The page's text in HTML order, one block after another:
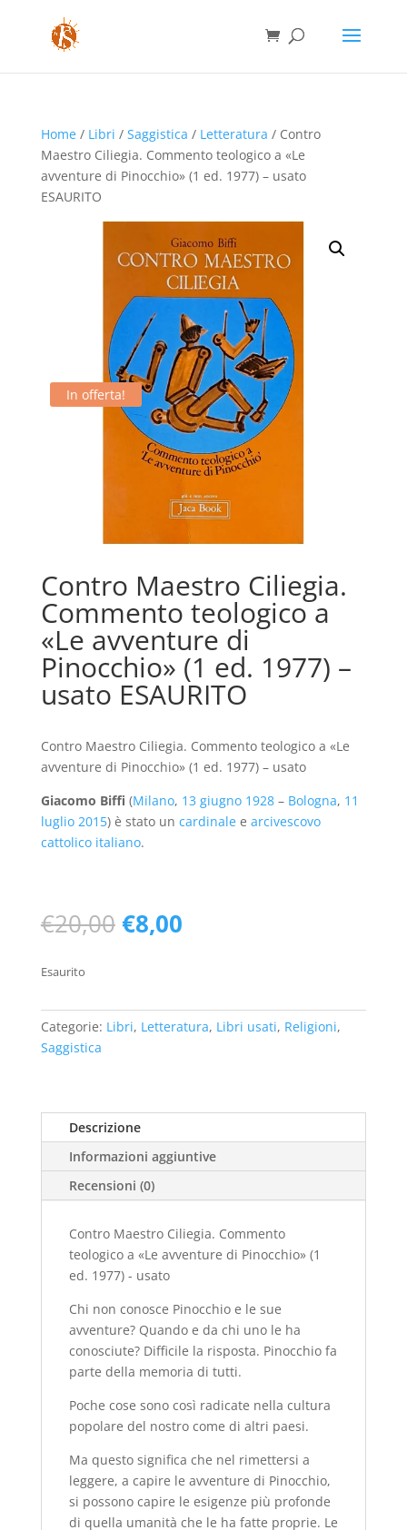
Home/ Libri / Saggistica / Letteratura / Contro
Maestro Ciliegia. Commento teologico a «Le
avventure di Pinocchio» (1 ed. 1977) – usato
ESAURITO
In offerta!
Contro Maestro Ciliegia.
Commento teologico a
«Le avventure di
Pinocchio» (1 ed. 1977) –
usato ESAURITO
Contro Maestro Ciliegia. Commento teologico a «Le
avventure di Pinocchio» (1 ed. 1977) – usato
Giacomo Biffi (Milano, 13 giugno 1928– Bologna, 11
luglio 2015) è stato un cardinalee arcivescovo
cattolico italiano.
€20,00 Il
prezzo
€20,00.
€8,00Il
€8,00.
Esaurito
Categorie: Libri, Letteratura, Libri usati, Religioni,
Saggistica
Descrizione
Informazioni aggiuntive
Recensioni (0)
Contro Maestro Ciliegia. Commento
teologico a «Le avventure di Pinocchio» (1
ed. 1977) - usato
Chi non conosce Pinocchio e le sue
avventure? Quando e da chi uno le ha
conosciute? Difficile la risposta. Pinocchio fa
parte della memoria di tutti.
Poche cose sono così radicate nella cultura
popolare del nostro come di altri paesi.
Ma questo significa che nel rimettersi a
leggere, a capire le avventure di Pinocchio,
si possono capire le esigenze più profonde
di quella umanità che le ha fatte proprie. Le